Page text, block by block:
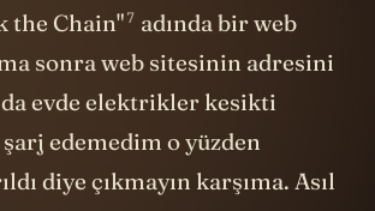
the Chain"7 adında bir web
sonra web sitesinin adresini
evde elektrikler kesikti
edemedim o yüzden
diye çıkmayın karşıma. Asıl